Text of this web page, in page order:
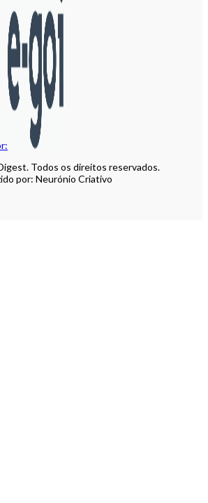
Todos os direitos reservados.
por: Neurónio Criativo